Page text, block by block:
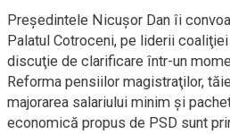
Preşedintele Nicuşor Dan îi
Palatul Cotroceni, pe liderii
discuţie de clarificare într-un
Reforma pensiilor magistraţilor,
majorarea salariului minim şi
economică propus de PSD sunt